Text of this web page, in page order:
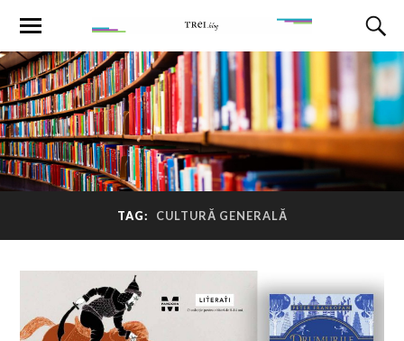
TAG: CULTURĂ GENERALĂ